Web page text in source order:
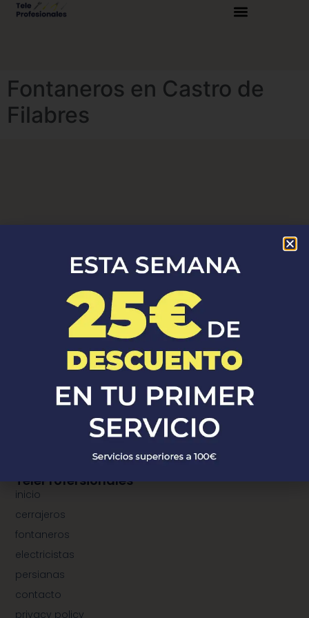
Fontaneros en Castro de
Filabres
TeleProfersionales
inicio
cerrajeros
fontaneros
electricistas
persianas
contacto
privacy policy
¿Donde Estamos?
¿dónde estamos?
municipios de cerrajeros
municipios de fontaneros
municipios de instalación de persianas